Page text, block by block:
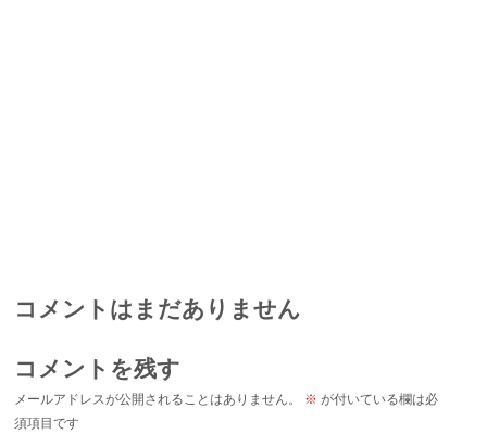
コメントはまだありません
コメントを残す
メールアドレスが公開されることはありません。 ※ が付いている欄は必
須項目です